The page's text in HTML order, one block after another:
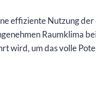
effiziente Nutzung
Raumklima
wird, um das volle